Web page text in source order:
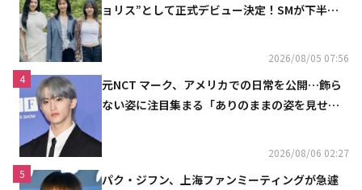
ョリス”として正式デビュー決定！SMが下半期
2026/08/05 07:56
4
元NCT マーク、アメリカでの日常を公開…飾ら
ない姿に注目集まる「ありのままの姿を見せた
2026/08/06 02:27
5
パク・ジフン、上海ファンミーティングが急遽